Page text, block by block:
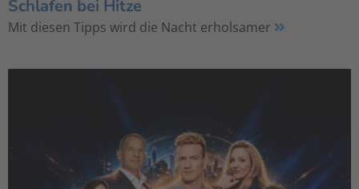
Schlafen bei Hitze
Mit diesen Tipps wird die Nacht erholsamer